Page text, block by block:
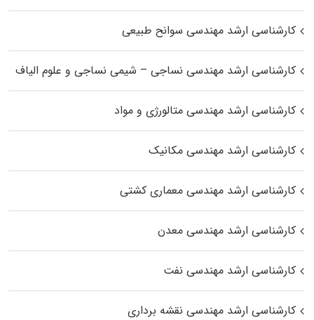
کارشناسی ارشد مهندسی سوانح طبیعی
کارشناسی ارشد مهندسی نساجی – شیمی نساجی و علوم الیاف
کارشناسی ارشد مهندسی متالورژی و مواد
کارشناسی ارشد مهندسی مکانیک
کارشناسی ارشد مهندسی معماری کشتی
کارشناسی ارشد مهندسی معدن
کارشناسی ارشد مهندسی نفت
کارشناسی ارشد مهندسی نقشه برداری